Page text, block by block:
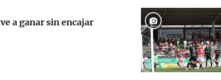
a ganar sin encajar